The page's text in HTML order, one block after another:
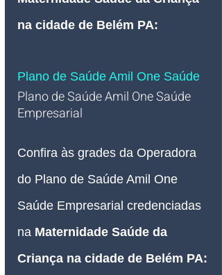
na cidade de Belém PA:
Plano de Saúde Amil One Saúde
Plano de Saúde Amil One Saúde
Empresarial
Confira às grades da Operadora
do Plano de Saúde Amil One
Saúde Empresarial credenciadas
na Maternidade Saúde da
Criança na cidade de Belém PA: